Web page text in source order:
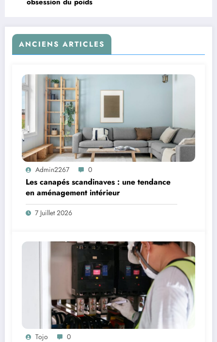
ANCIENS ARTICLES
Admin2267 0
Les canapés scandinaves : une tendance
en aménagement intérieur
7 Juillet 2026
Tojo 0